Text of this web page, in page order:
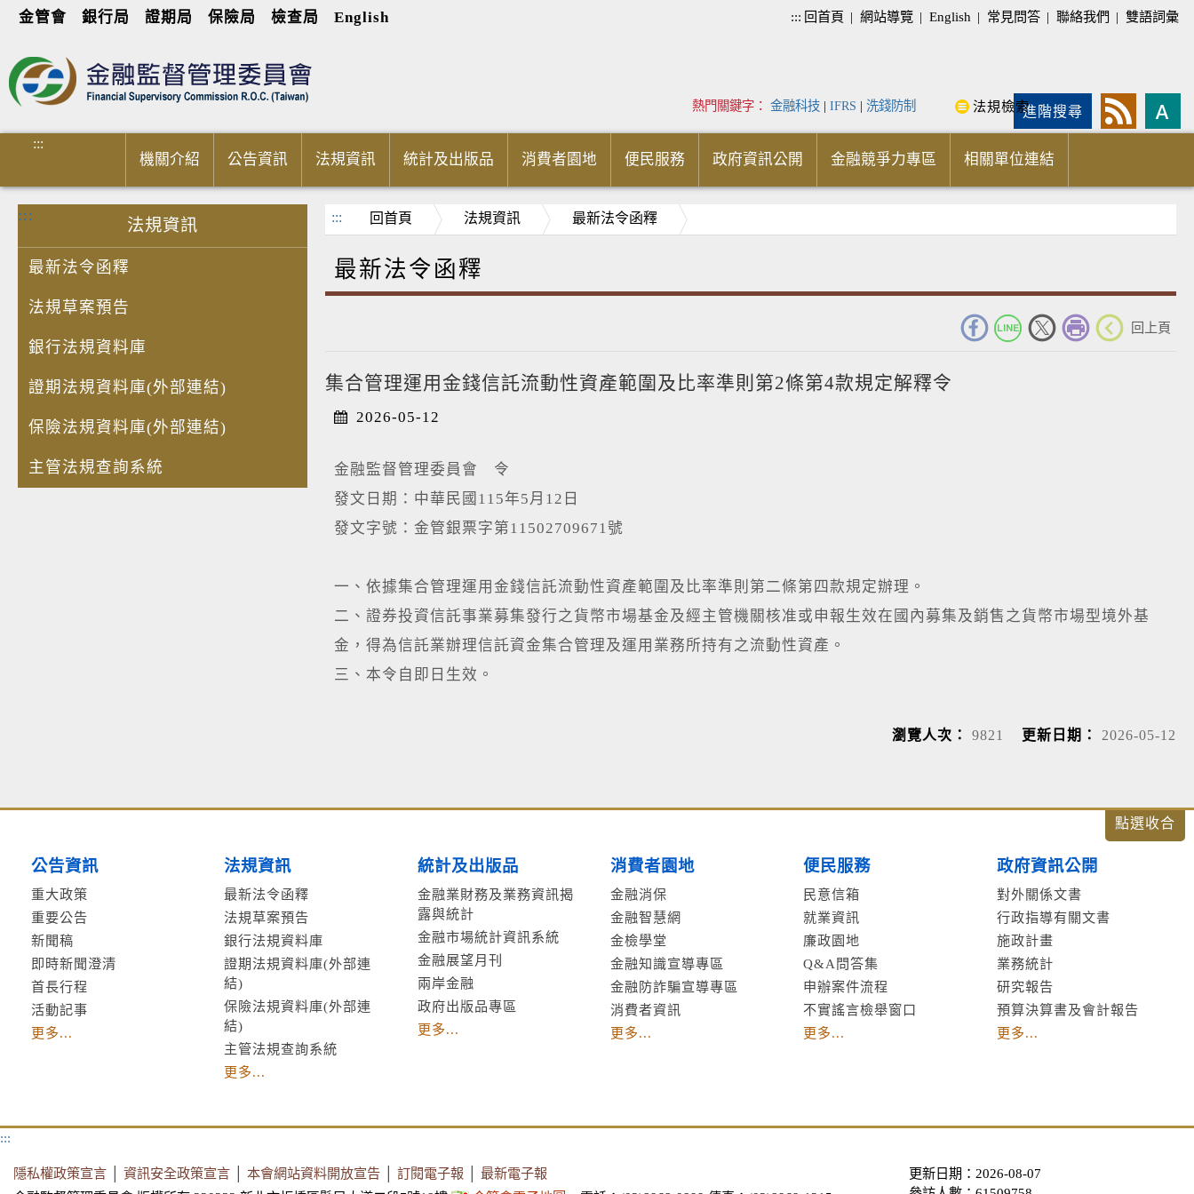
金管會 銀行局 證期局 保險局 檢查局 English ::: 回首頁 | 網站導覽 | English | 常見問答 | 聯絡我們 | 雙語詞彙
進階搜尋
熱門關鍵字： 金融科技 | IFRS | 洗錢防制 法規檢索
:::
機關介紹 公告資訊 法規資訊 統計及出版品 消費者園地 便民服務 政府資訊公開 金融競爭力專區 相關單位連結
:::
法規資訊
最新法令函釋
法規草案預告
銀行法規資料庫
證期法規資料庫(外部連結)
保險法規資料庫(外部連結)
主管法規查詢系統
::: 回首頁 法規資訊 最新法令函釋
最新法令函釋
回上頁
集合管理運用金錢信託流動性資產範圍及比率準則第2條第4款規定解釋令
2026-05-12
金融監督管理委員會 令
發文日期：中華民國115年5月12日
發文字號：金管銀票字第11502709671號
一、依據集合管理運用金錢信託流動性資產範圍及比率準則第二條第四款規定辦理。
二、證券投資信託事業募集發行之貨幣市場基金及經主管機關核准或申報生效在國內募集及銷售之貨幣市場型境外基
金，得為信託業辦理信託資金集合管理及運用業務所持有之流動性資產。
三、本令自即日生效。
瀏覽人次： 9821 更新日期： 2026-05-12
公告資訊
重大政策
重要公告
新聞稿
即時新聞澄清
首長行程
活動記事
更多...
法規資訊
最新法令函釋
法規草案預告
銀行法規資料庫
證期法規資料庫(外部連
結)
保險法規資料庫(外部連
結)
主管法規查詢系統
更多...
統計及出版品
金融業財務及業務資訊揭
露與統計
金融市場統計資訊系統
金融展望月刊
兩岸金融
政府出版品專區
更多...
消費者園地
金融消保
金融智慧網
金檢學堂
金融知識宣導專區
金融防詐騙宣導專區
消費者資訊
更多...
便民服務
民意信箱
就業資訊
廉政園地
Q&A問答集
申辦案件流程
不實謠言檢舉窗口
更多...
政府資訊公開
對外關係文書
行政指導有關文書
施政計畫
業務統計
研究報告
預算決算書及會計報告
更多...
:::
隱私權政策宣言 資訊安全政策宣言 本會網站資料開放宣告 訂閱電子報
最新電子報
更新日期：2026-08-07